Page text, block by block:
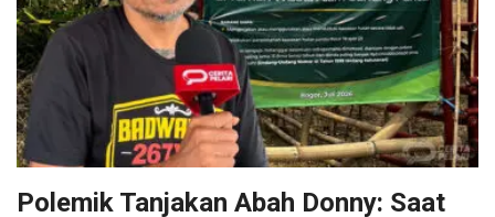
Polemik Tanjakan Abah Donny: Saat